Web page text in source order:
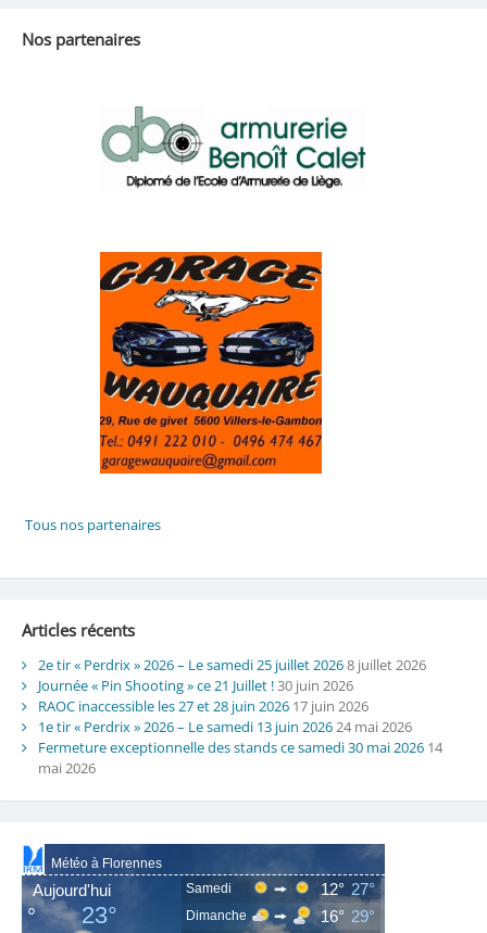
Nos partenaires
Tous nos partenaires
Articles récents
2e tir « Perdrix » 2026 – Le samedi 25 juillet 20268 juillet 2026
Journée « Pin Shooting » ce 21 Juillet !30 juin 2026
RAOC inaccessible les 27 et 28 juin 2026 17 juin 2026
1e tir « Perdrix » 2026 – Le samedi 13 juin 202624 mai 2026
Fermeture exceptionnelle des stands ce samedi 30 mai 2026 14
mai 2026